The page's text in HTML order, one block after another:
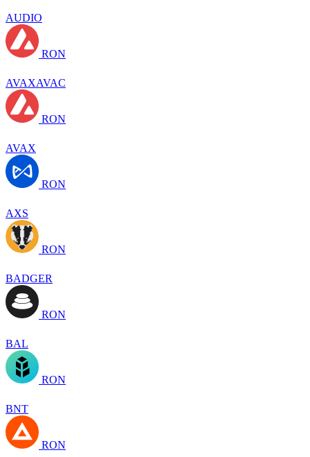
AUDIO
RON
AVAXAVAC
RON
AVAX
RON
AXS
RON
BADGER
RON
BAL
RON
BNT
RON